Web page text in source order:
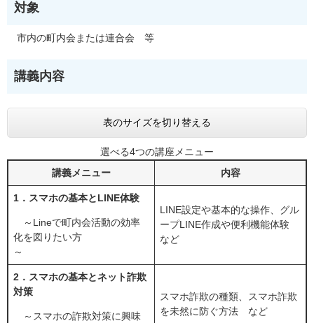
対象
市内の町内会または連合会 等
講義内容
表のサイズを切り替える
選べる4つの講座メニュー
講義メニュー
内容
1．スマホの基本とLINE体験
～Lineで町内会活動の効率
化を図りたい方
～
LINE設定や基本的な操作、グル
ープLINE作成や便利機能体験
など
2．スマホの基本とネット詐欺
対策
～スマホの詐欺対策に興味
スマホ詐欺の種類、スマホ詐欺
を未然に防ぐ方法 など